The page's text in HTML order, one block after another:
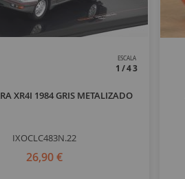
ESCALA
1/43
XR4I 1984 GRIS METALIZADO
IXOCLC483N.22
26,90 €